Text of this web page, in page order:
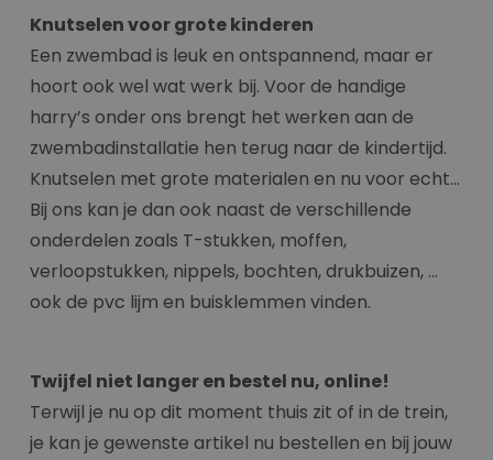
Knutselen voor grote kinderen
Een zwembad is leuk en ontspannend, maar er
hoort ook wel wat werk bij. Voor de handige
harry’s onder ons brengt het werken aan de
zwembadinstallatie hen terug naar de kindertijd.
Knutselen met grote materialen en nu voor echt…
Bij ons kan je dan ook naast de verschillende
onderdelen zoals T-stukken, moffen,
verloopstukken, nippels, bochten, drukbuizen, …
ook de pvc lijm en buisklemmen vinden.
Twijfel niet langer en bestel nu, online!
Terwijl je nu op dit moment thuis zit of in de trein,
je kan je gewenste artikel nu bestellen en bij jouw